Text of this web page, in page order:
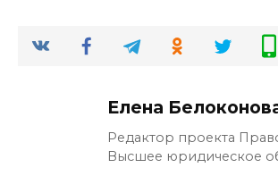
Елена
Редактор проекта
Высшее юридическое